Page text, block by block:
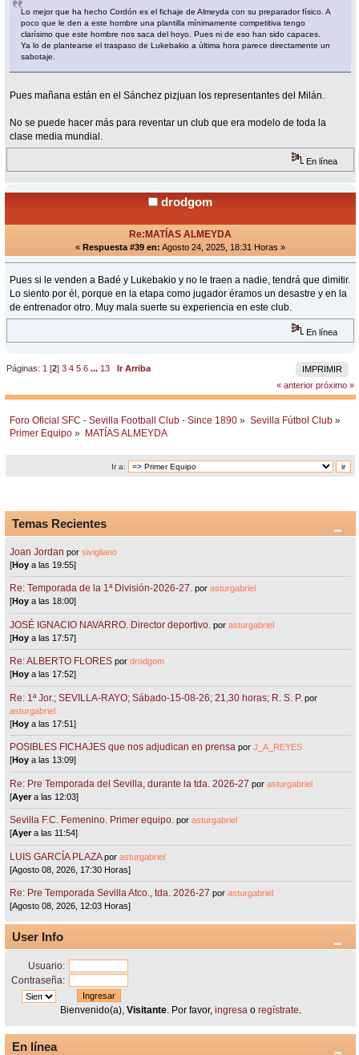
Lo mejor que ha hecho Cordón es el fichaje de Almeyda con su preparador físico. A
poco que le den a este hombre una plantilla mínimamente competitiva tengo
clarísimo que este hombre nos saca del hoyo. Pues ni de eso han sido capaces.
Ya lo de plantearse el traspaso de Lukebakio a última hora parece directamente un
sabotaje.
Pues mañana están en el Sánchez pizjuan los representantes del Milán.
No se puede hacer más para reventar un club que era modelo de toda la
clase media mundial.
En línea
drodgom
Re:MATÍAS ALMEYDA
« Respuesta #39 en: Agosto 24, 2025, 18:31 Horas »
Pues si le venden a Badé y Lukebakio y no le traen a nadie, tendrá que dimitir.
Lo siento por él, porque en la etapa como jugador éramos un desastre y en la
de entrenador otro. Muy mala suerte su experiencia en este club.
En línea
IMPRIMIR
Páginas: 1 [2]3 4 5 6 ... 13
Ir Arriba
« anterior próximo »
Foro Oficial SFC - Sevilla Football Club - Since 1890 » Sevilla Fútbol Club »
Primer Equipo » MATÍAS ALMEYDA
Ir a:
Temas Recientes
Joan Jordan porsivigliano
[Hoy a las 19:55]
Re: Temporada de la 1ª División-2026-27. porasturgabriel
[Hoy a las 18:00]
JOSÉ IGNACIO NAVARRO. Director deportivo. porasturgabriel
[Hoy a las 17:57]
Re: ALBERTO FLORES pordrodgom
[Hoy a las 17:52]
Re: 1ª Jor.; SEVILLA-RAYO; Sábado-15-08-26; 21,30 horas; R. S. P. por
asturgabriel
[Hoy a las 17:51]
POSIBLES FICHAJES que nos adjudican en prensa porJ_A_REYES
[Hoy a las 13:09]
Re: Pre Temporada del Sevilla, durante la tda. 2026-27 porasturgabriel
[Ayera las 12:03]
Sevilla F.C. Femenino. Primer equipo. porasturgabriel
[Ayera las 11:54]
LUIS GARCÍA PLAZA porasturgabriel
[Agosto 08, 2026, 17:30 Horas]
Re: Pre Temporada Sevilla Atco., tda. 2026-27 porasturgabriel
[Agosto 08, 2026, 12:03 Horas]
User Info
Usuario:
Contraseña:
Bienvenido(a), Visitante. Por favor, ingresao regístrate.
En línea